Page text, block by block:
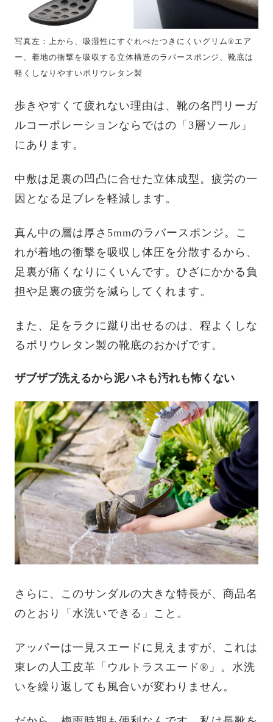
写真左：上から、吸湿性にすぐれべたつきにくいグリム®エア
ー、着地の衝撃を吸収する立体構造のラバースポンジ、靴底は
軽くしなりやすいポリウレタン製
歩きやすくて疲れない理由は、靴の名門リーガ
ルコーポレーションならではの「3層ソール」
にあります。
中敷は足裏の凹凸に合せた立体成型。疲労の一
因となる足ブレを軽減します。
真ん中の層は厚さ5mmのラバースポンジ。こ
れが着地の衝撃を吸収し体圧を分散するから、
足裏が痛くなりにくいんです。ひざにかかる負
担や足裏の疲労を減らしてくれます。
また、足をラクに蹴り出せるのは、程よくしな
るポリウレタン製の靴底のおかげです。
ザブザブ洗えるから泥ハネも汚れも怖くない
さらに、このサンダルの大きな特長が、商品名
のとおり「水洗いできる」こと。
アッパーは一見スエードに見えますが、これは
東レの人工皮革「ウルトラスエード®」。水洗
いを繰り返しても風合いが変わりません。